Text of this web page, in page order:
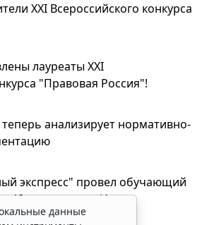
XXI Всероссийского конкурса
лауреаты XXI
"Правовая Россия"!
теперь анализирует нормативно-
экспресс" провел обучающий
AI-ассистентом Искра
данные